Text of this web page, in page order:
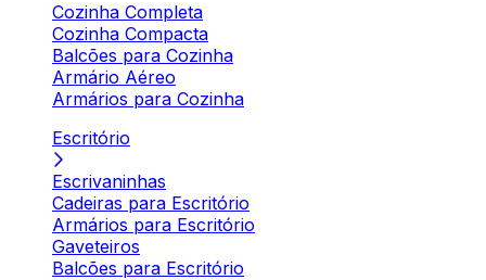
Cozinha Completa
Cozinha Compacta
Balcões para Cozinha
Armário Aéreo
Armários para Cozinha
Escritório
Escrivaninhas
Cadeiras para Escritório
Armários para Escritório
Gaveteiros
Balcões para Escritório